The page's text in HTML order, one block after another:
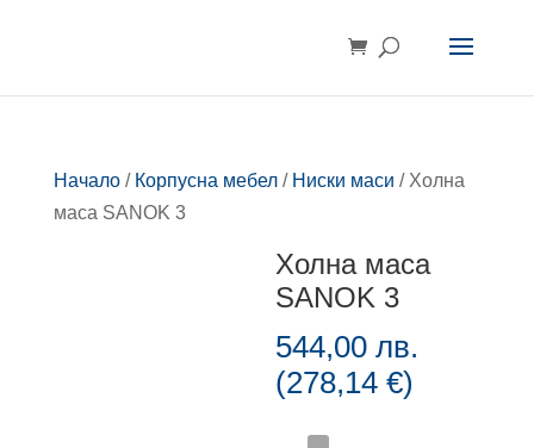
Начало/ Корпусна мебел/ Ниски маси / Холна
маса SANOK 3
Холна маса
SANOK 3
544,00лв.
(278,14€)